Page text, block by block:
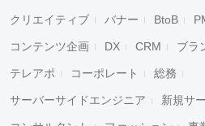
クリエイティブ バナー BtoB
コンテンツ企画 DX CRM ブラ
テレアポ コーポレート 総務
サーバーサイドエンジニア 新規サ